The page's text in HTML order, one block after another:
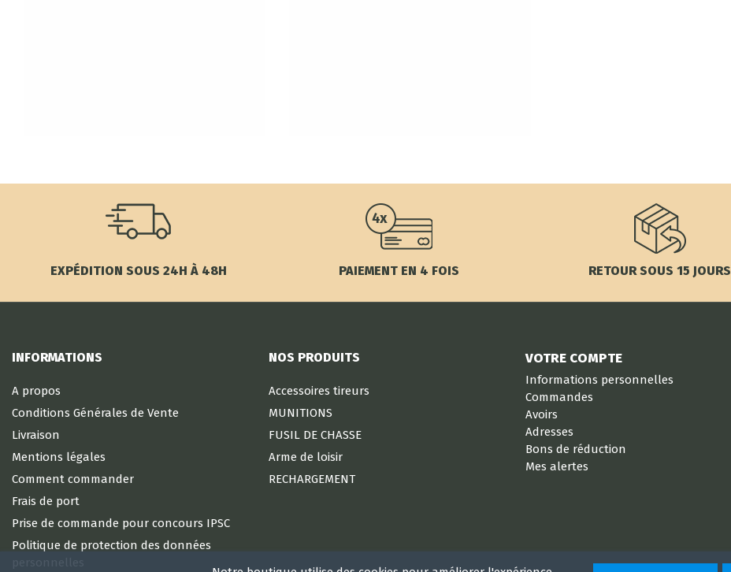
EXPÉDITION SOUS 24H À 48H PAIEMENT EN 4 FOIS RETOUR SOUS 15 JOURS
INFORMATIONS
A propos
Conditions Générales de Vente
Livraison
Mentions légales
Comment commander
Frais de port
Prise de commande pour concours IPSC
Politique de protection des données
NOS PRODUITS
Accessoires tireurs
MUNITIONS
FUSIL DE CHASSE
Arme de loisir
RECHARGEMENT
VOTRE COMPTE
Informations personnelles
Commandes
Avoirs
Adresses
Bons de réduction
Mes alertes